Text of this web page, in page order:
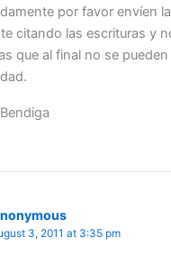
por favor envíen
citando las escrituras y
que al final no se
3, 2011 at 3:35 pm